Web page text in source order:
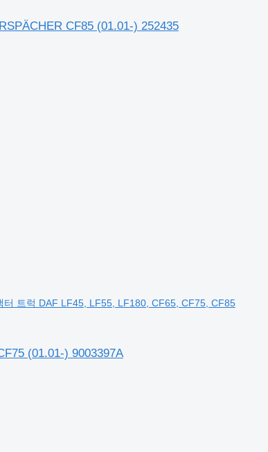
CF85 (01.01-) 252435
터 트럭 DAF LF45, LF55, LF180, CF65, CF75, CF85
(01.01-) 9003397A